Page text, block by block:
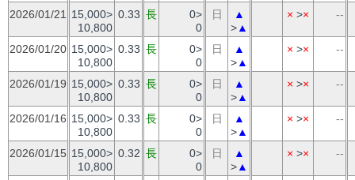
2026/01/21
15,000>
10,800
0.33 長
0>
0
日
▲
>▲
× >× --
2026/01/20 15,000>
10,800
0.33 長
0>
0
日
▲
>▲
× >× --
2026/01/19 15,000>
10,800
0.33 長
0>
0
日
▲
>▲
× >× --
2026/01/16 15,000>
10,800
0.33 長
0>
0
日
▲
>▲
× >× --
2026/01/15 15,000>
10,800
0.32 長
0>
0
日
▲
>▲
× >× --